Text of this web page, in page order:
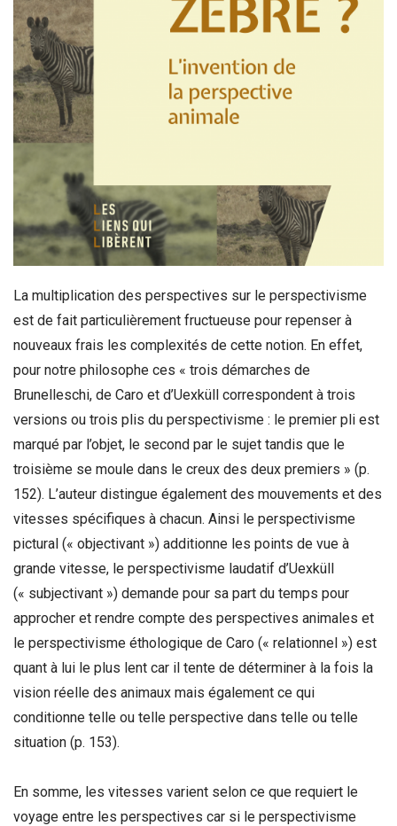
La multiplication des perspectives sur le perspectivisme
est de fait particulièrement fructueuse pour repenser à
nouveaux frais les complexités de cette notion. En effet,
pour notre philosophe ces « trois démarches de
Brunelleschi, de Caro et d’Uexküll correspondent à trois
versions ou trois plis du perspectivisme : le premier pli est
marqué par l’objet, le second par le sujet tandis que le
troisième se moule dans le creux des deux premiers » (p.
152). L’auteur distingue également des mouvements et des
vitesses spécifiques à chacun. Ainsi le perspectivisme
pictural (« objectivant ») additionne les points de vue à
grande vitesse, le perspectivisme laudatif d’Uexküll
(« subjectivant ») demande pour sa part du temps pour
approcher et rendre compte des perspectives animales et
le perspectivisme éthologique de Caro (« relationnel ») est
quant à lui le plus lent car il tente de déterminer à la fois la
vision réelle des animaux mais également ce qui
conditionne telle ou telle perspective dans telle ou telle
situation (p. 153).
En somme, les vitesses varient selon ce que requiert le
voyage entre les perspectives car si le perspectivisme